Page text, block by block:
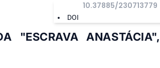
DOI
10.37885/230713779
"ESCRAVA ANASTÁCIA",